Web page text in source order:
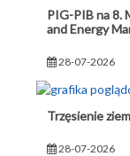
PIG-PIB na 8.
and Energy
28-07-2026
Trzęsienie
28-07-2026